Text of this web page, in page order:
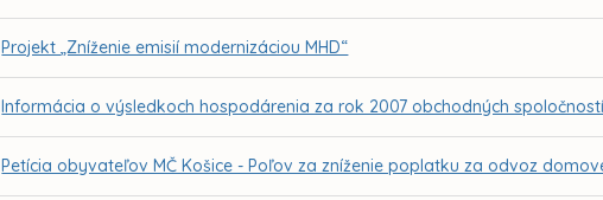
Projekt „Zníženie emisií modernizáciou MHD“
Informácia o výsledkoch hospodárenia za rok 2007 obchodných
Petícia obyvateľov MČ Košice - Poľov za zníženie poplatku za odvoz